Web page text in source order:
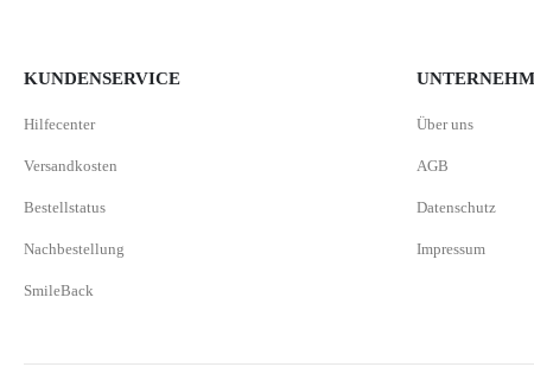
KUNDENSERVICE
Hilfecenter
Versandkosten
Bestellstatus
Nachbestellung
SmileBack
Über uns
AGB
Datenschutz
Impressum